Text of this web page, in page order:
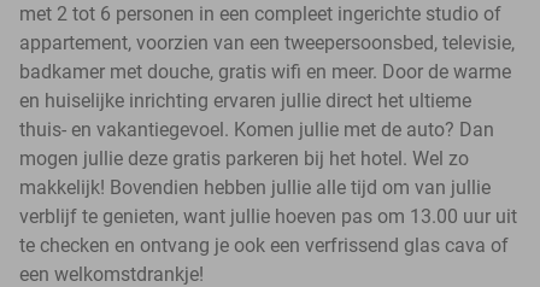
met 2 tot 6 personen in een compleet ingerichte studio of
appartement, voorzien van een tweepersoonsbed, televisie,
badkamer met douche, gratis wifi en meer. Door de warme
en huiselijke inrichting ervaren jullie direct het ultieme
thuis- en vakantiegevoel. Komen jullie met de auto? Dan
mogen jullie deze gratis parkeren bij het hotel. Wel zo
makkelijk! Bovendien hebben jullie alle tijd om van jullie
verblijf te genieten, want jullie hoeven pas om 13.00 uur uit
te checken en ontvang je ook een verfrissend glas cava of
een welkomstdrankje!